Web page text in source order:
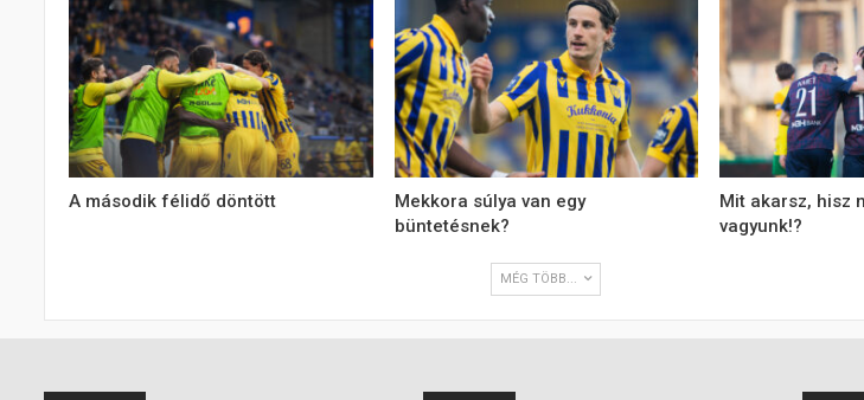
A második félidő döntött
Mekkora súlya van egy
büntetésnek?
Mit akarsz, hisz
vagyunk!?
MÉG TÖBB...